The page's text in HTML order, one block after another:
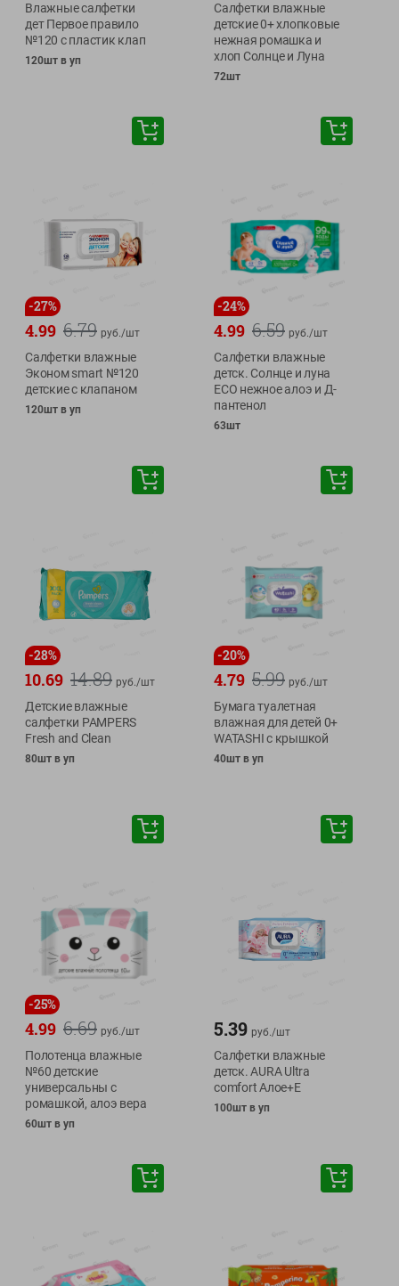
Влажные салфетки
дет Первое правило
№120 с пластик клап
120шт в уп
Салфетки влажные
детские 0+ хлопковые
нежная ромашка и
хлоп Солнце и Луна
72шт
-27%
6.79
4.99 руб./шт
Салфетки влажные
Эконом smart №120
детские с клапаном
120шт в уп
-24%
6.59
4.99 руб./шт
Салфетки влажные
детск. Солнце и луна
ЕСО нежное алоэ и Д-
пантенол
63шт
-28%
14.89
10.69 руб./шт
Детские влажные
салфетки PAMPERS
Fresh and Clean
80шт в уп
-20%
5.99
4.79 руб./шт
Бумага туалетная
влажная для детей 0+
WATASHI с крышкой
40шт в уп
-25%
6.69
4.99 руб./шт
Полотенца влажные
№60 детские
универсальны с
ромашкой, алоэ вера
60шт в уп
5.39 руб./шт
Салфетки влажные
детск. AURA Ultra
comfort Алое+Е
100шт в уп